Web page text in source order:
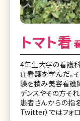
トマト看
4年生大学の看護
症看護を学んだ。
験を積み美容看護
デンスやその方そ
患者さんからの指
Twitter）ではフォ